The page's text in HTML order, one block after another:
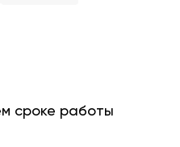
сроке работы